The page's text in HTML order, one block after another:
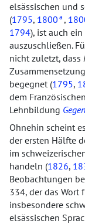
elsässischen und
(1795, 1800 a ,
1794), ist auch
auszuschließen.
nicht zuletzt, dass
begegnet (1795,
dem
Lehnbildung
Ohnehin scheint
der ersten Hälfte
im
handeln (1826,
Beobachtungen
334, der das Wort
insbesondere
elsässischen